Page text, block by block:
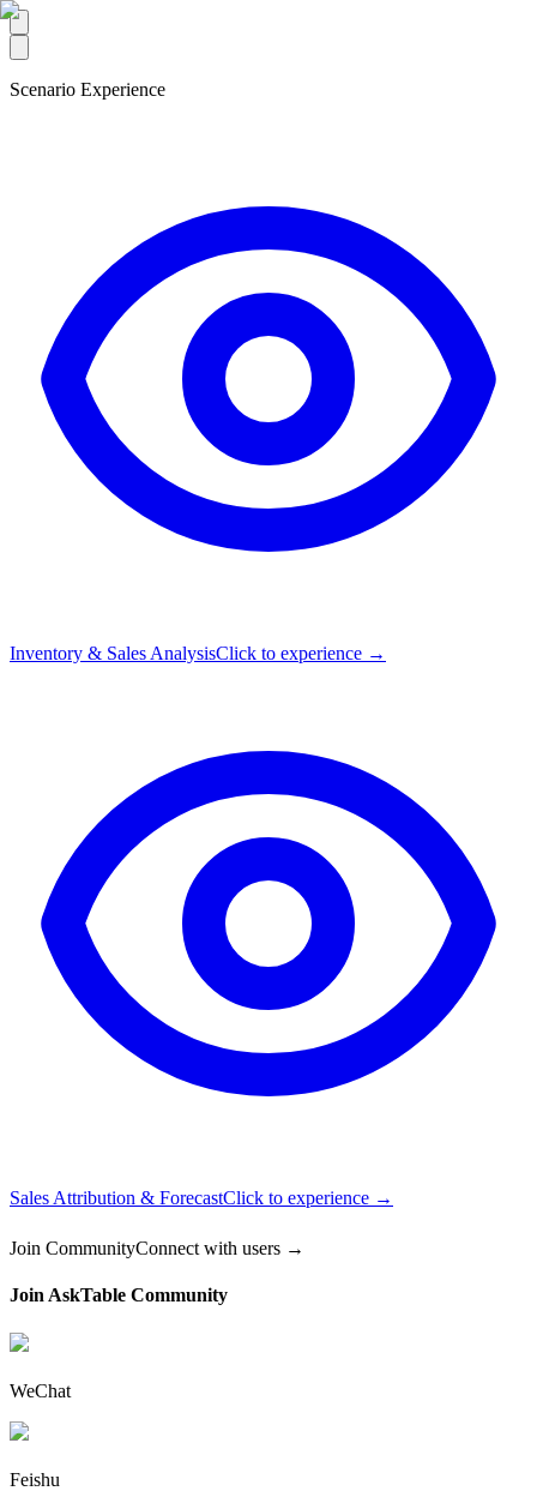
Scenario Experience
Inventory & Sales AnalysisClick to experience →
Sales Attribution & ForecastClick to experience →
Join CommunityConnect with users →
Join AskTable Community
WeChat
Feishu